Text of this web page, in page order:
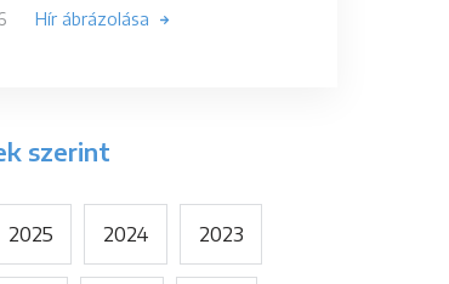
Hír ábrázolása
szerint
2025 2024 2023